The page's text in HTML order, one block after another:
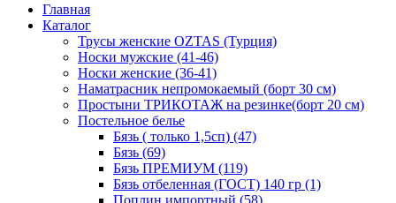
Главная
Каталог
Трусы женские OZTAS (Турция)
Носки мужские (41-46)
Носки женские (36-41)
Наматрасник непромокаемый (борт 30 см)
Простыни ТРИКОТАЖ на резинке(борт 20 см)
Постельное белье
Бязь ( только 1,5сп) (47)
Бязь (69)
Бязь ПРЕМИУМ (119)
Бязь отбеленная (ГОСТ) 140 гр (1)
Поплин импортный (58)